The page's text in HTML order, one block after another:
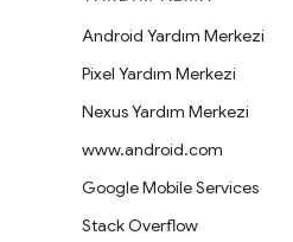
Android Yardım Merkezi
Pixel Yardım Merkezi
Nexus Yardım Merkezi
www.android.com
Google Mobile Services
Stack Overflow